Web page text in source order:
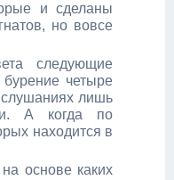
и сделаны
но вовсе
следующие
четыре
лишь
А когда по
находится в
основе каких